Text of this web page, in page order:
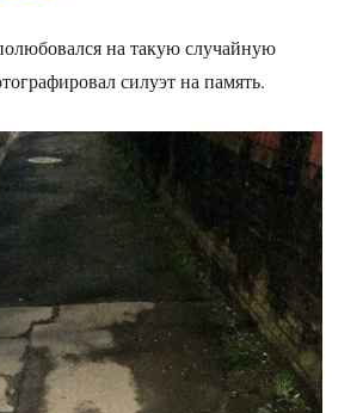
на такую случайную
силуэт на память.